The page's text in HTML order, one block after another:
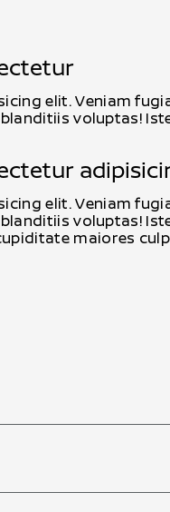
elit. Veniam
voluptas!
elit. Veniam
voluptas!
maiores